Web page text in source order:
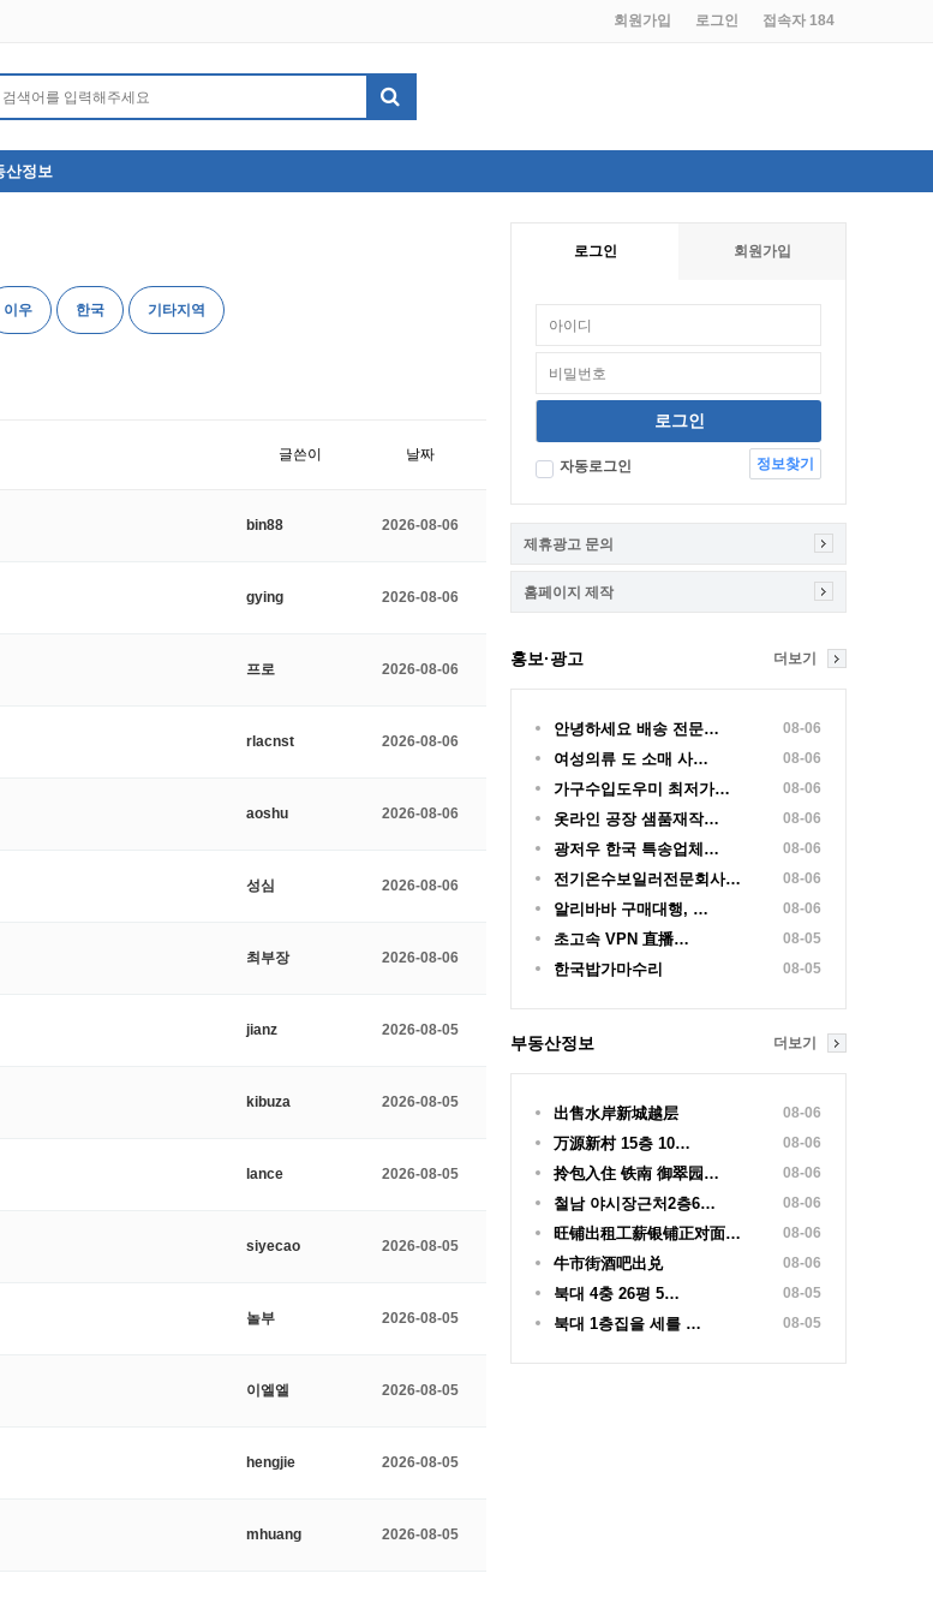
회원가입 로그인 접속자 184
산정보
로그인 회원가입
자동로그인 정보찾기
제휴광고 문의
홈페이지 제작
홍보·광고
안녕하세요 배송 전문… 08-06
여성의류 도 소매 사… 08-06
가구수입도우미 최저가… 08-06
옷라인 공장 샘품재작… 08-06
광저우 한국 특송업체… 08-06
전기온수보일러전문회사… 08-06
알리바바 구매대행, … 08-06
초고속 VPN 直播… 08-05
한국밥가마수리 08-05
더보기
부동산정보
出售水岸新城越层 08-06
万源新村 15층 10… 08-06
拎包入住 铁南 御翠园… 08-06
철남 야시장근처2층6… 08-06
旺铺出租工薪银铺正对面… 08-06
牛市街酒吧出兑 08-06
북대 4충 26평 5… 08-05
북대 1층집을 세를 … 08-05
더보기
이우 한국 기타지역
글쓴이 날짜
bin88 2026-08-06
gying 2026-08-06
프로 2026-08-06
rlacnst 2026-08-06
aoshu 2026-08-06
성심 2026-08-06
최부장 2026-08-06
jianz 2026-08-05
kibuza 2026-08-05
lance 2026-08-05
siyecao 2026-08-05
놀부 2026-08-05
이엘엘 2026-08-05
hengjie 2026-08-05
mhuang 2026-08-05